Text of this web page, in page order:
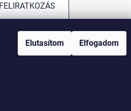
Elutasítom Elfogadom
FELIRATKOZÁS